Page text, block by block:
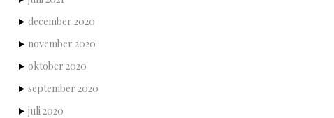
december 2020
november 2020
oktober 2020
september 2020
juli 2020